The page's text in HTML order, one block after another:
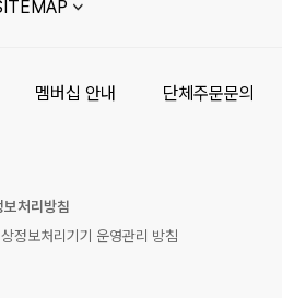
멤버십 안내 단체주문문의
보처리방침
정보처리기기 운영관리 방침